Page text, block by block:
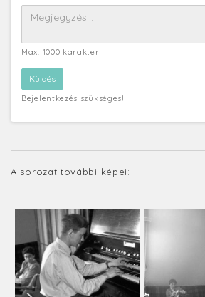
Max. 1000 karakter
Bejelentkezés szükséges!
A sorozat további képei: